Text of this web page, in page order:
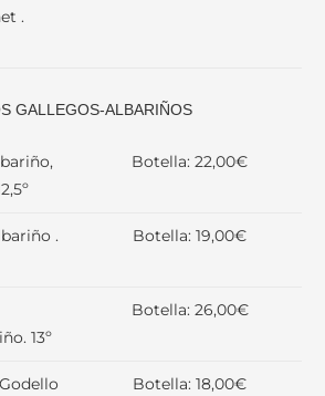
.
GALLEGOS-ALBARIÑOS
Botella: 22,00€
.
Botella: 19,00€
13º
Botella: 26,00€
Godello
Botella: 18,00€